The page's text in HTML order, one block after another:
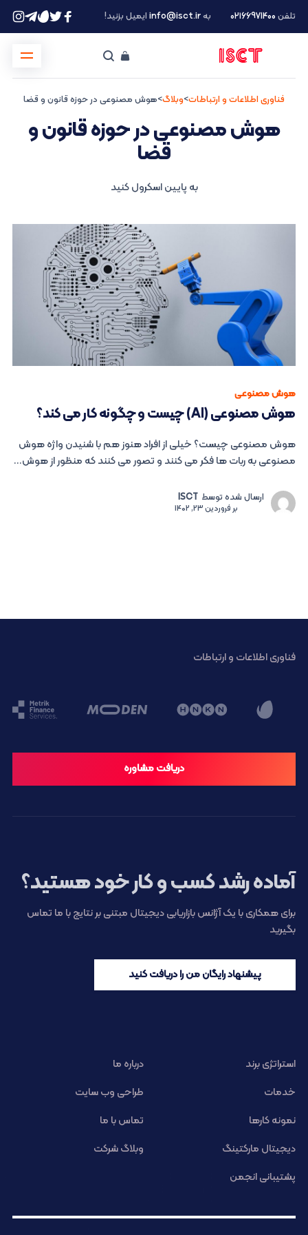
تلفن ۰۲۱66971400 بهinfo@isct.irایمیل بزنید!
فناوری اطلاعات و ارتباطات>وبلاگ>هوش مصنوعی در حوزه قانون و قضا
هوش مصنوعی در حوزه قانون و
قضا
به پایین اسکرول کنید
هوش مصنوعی
هوش مصنوعی (AI) چیست و چگونه کار می کند؟
هوش مصنوعی چیست؟ خیلی از افراد هنوز هم با شنیدن واژه هوش
مصنوعی به ربات ها فکر می کنند و تصور می کنند که منظور از هوش...
ارسال شده توسط ISCT
برفروردین 23, 1402
فناوری اطلاعات و ارتباطات
دریافت مشاوره
آماده رشد کسب و کار خود هستید؟
برای همکاری با یک آژانس بازاریابی دیجیتال مبتنی بر نتایج با ما تماس
بگیرید
پیشنهاد رایگان من را دریافت کنید
استراتژی برند
درباره ما
خدمات
طراحی وب سایت
نمونه کارها
تماس با ما
دیجیتال مارکتینگ
وبلاگ شرکت
پشتیبانی انجمن